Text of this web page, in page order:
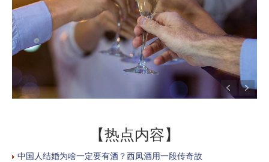
【热点内容】
中国人结婚为啥一定要有酒？西凤酒用一段传奇故